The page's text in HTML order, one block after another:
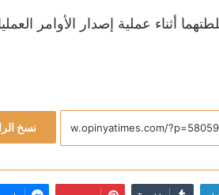
أثناء عملية إصدار الأوامر
نسخ